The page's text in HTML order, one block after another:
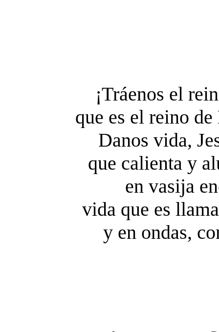
¡Tráenos el
que es el reino
Danos vida,
que calienta y
en vasija
vida que es
y en ondas,